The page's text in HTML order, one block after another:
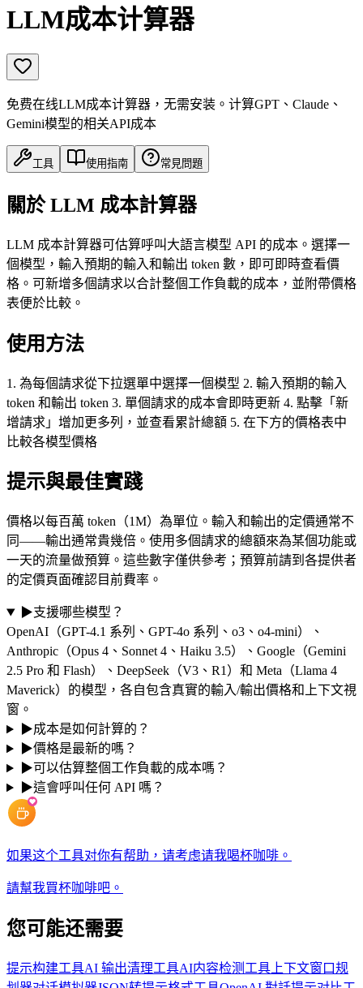
LLM成本计算器
免费在线LLM成本计算器，无需安装。计算GPT、Claude、
Gemini模型的相关API成本
工具 使用指南 常見問題
關於 LLM 成本計算器
LLM 成本計算器可估算呼叫大語言模型 API 的成本。選擇一
個模型，輸入預期的輸入和輸出 token 數，即可即時查看價
格。可新增多個請求以合計整個工作負載的成本，並附帶價格
表便於比較。
使用方法
1. 為每個請求從下拉選單中選擇一個模型 2. 輸入預期的輸入
token 和輸出 token 3. 單個請求的成本會即時更新 4. 點擊「新
增請求」增加更多列，並查看累計總額 5. 在下方的價格表中
比較各模型價格
提示與最佳實踐
價格以每百萬 token（1M）為單位。輸入和輸出的定價通常不
同——輸出通常貴幾倍。使用多個請求的總額來為某個功能或
一天的流量做預算。這些數字僅供參考；預算前請到各提供者
的定價頁面確認目前費率。
▶支援哪些模型？
OpenAI（GPT-4.1 系列、GPT-4o 系列、o3、o4-mini）、
Anthropic（Opus 4、Sonnet 4、Haiku 3.5）、Google（Gemini
2.5 Pro 和 Flash）、DeepSeek（V3、R1）和 Meta（Llama 4
Maverick）的模型，各自包含真實的輸入/輸出價格和上下文視
窗。
▶成本是如何計算的？
▶價格是最新的嗎？
▶可以估算整個工作負載的成本嗎？
▶這會呼叫任何 API 嗎？
如果这个工具对你有帮助，请考虑请我喝杯咖啡。
請幫我買杯咖啡吧。
您可能还需要
提示构建工具AI 输出清理工具AI内容检测工具 上下文窗口规